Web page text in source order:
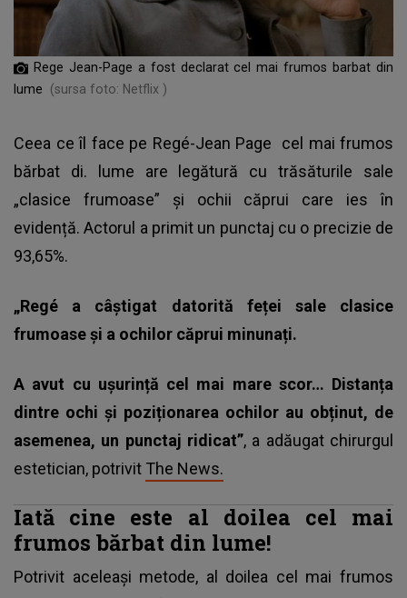
Rege Jean-Page a fost declarat cel mai frumos barbat din
lume
(sursa foto: Netflix )
Ceea ce îl face pe Regé-Jean Page
cel mai frumos
bărbat di. lume are legătură cu trăsăturile sale
„clasice frumoase” și ochii căprui care ies în
evidență. Actorul a primit un punctaj cu o precizie de
93,65%.
„Regé a câștigat datorită feței sale clasice
frumoase și a ochilor căprui minunați.
A avut cu ușurință cel mai mare scor… Distanța
dintre ochi și poziționarea ochilor au obținut, de
asemenea, un punctaj ridicat”, a adăugat chirurgul
estetician, potrivit The News.
Iată cine este al doilea cel mai
frumos bărbat din lume!
Potrivit aceleași metode, al doilea cel mai frumos